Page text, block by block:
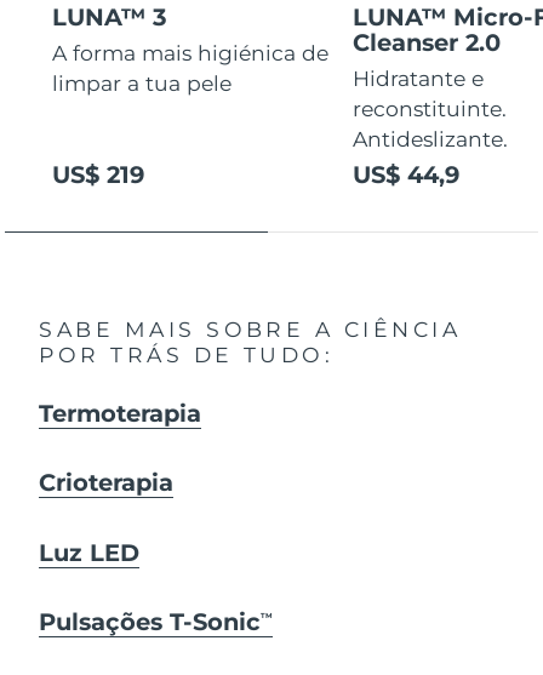
LUNA™ 3
A forma mais higiénica de
limpar a tua pele
US$ 219
LUNA™ Micro-
Cleanser 2.0
Hidratante e
reconstituinte.
Antideslizante.
US$ 44,9
SABE MAIS SOBRE A CIÊNCIA
POR TRÁS DE TUDO:
Termoterapia
Crioterapia
Luz LED
Pulsações T-SonicTM